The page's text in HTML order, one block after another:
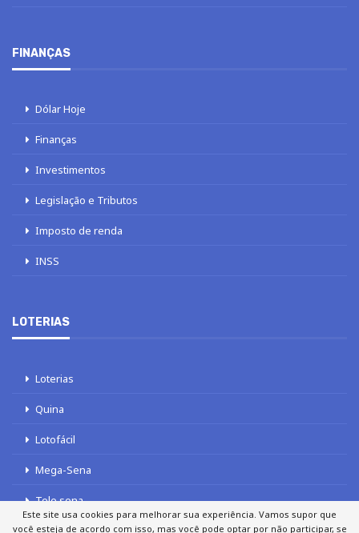
FINANÇAS
Dólar Hoje
Finanças
Investimentos
Legislação e Tributos
Imposto de renda
INSS
LOTERIAS
Loterias
Quina
Lotofácil
Mega-Sena
Tele sena
Este site usa cookies para melhorar sua experiência. Vamos supor que
você esteja de acordo com isso, mas você pode optar por não participar, se